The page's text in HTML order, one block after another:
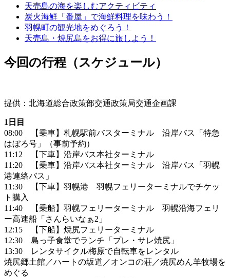
天売島の海を楽しむアクティビティ
炭火海鮮「番屋」で海鮮料理を味わう！
羽幌町の観光地をめぐろう！
天売島・焼尻島をお得に旅しよう！
今回の行程（スケジュール）
提供：北海道総合政策部交通政策局交通企画課
1日目
08:00 【乗車】札幌駅前バスターミナル 沿岸バス「特急
はぼろ号」（事前予約）
11:12 【下車】沿岸バス本社ターミナル
11:20 【乗車】沿岸バス本社ターミナル 沿岸バス「羽幌
港連絡バス」
11:30 【下車】羽幌港 羽幌フェリーターミナルでチケッ
ト購入
11:40 【乗船】羽幌フェリーターミナル 羽幌沿海フェリ
ー高速船「さんらいなぁ2」
12:15 【下船】焼尻フェリーターミナル
12:30 島っ子食堂でランチ「プレ・サレ焼尻」
13:30 レンタサイクル梅原で自転車をレンタル
焼尻郷土館／ハートの坂道／オンコの荘／焼尻めん羊牧場を
めぐる